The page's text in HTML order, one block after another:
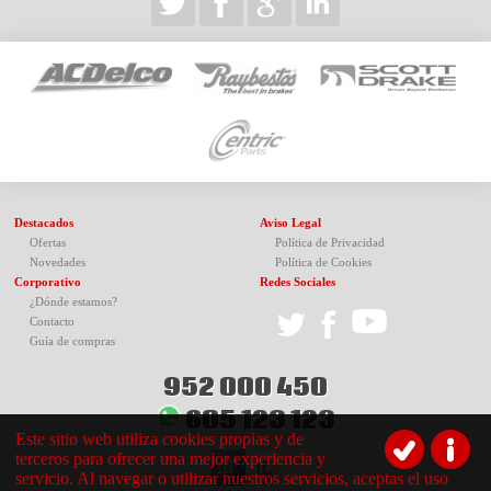
Destacados
Ofertas
Novedades
Corporativo
¿Dónde estamos?
Contacto
Guía de compras
Aviso Legal
Política de Privacidad
Política de Cookies
Redes Sociales
952 000 450
605 123 123
Este sitio web utiliza cookies propias y de
terceros para ofrecer una mejor experiencia y
servicio. Al navegar o utilizar nuestros servicios, aceptas el uso